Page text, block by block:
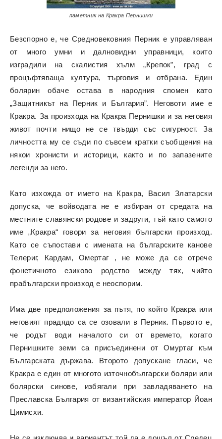
паметник на Кракра Пернишки
Безспорно е, че Средновековния Перник е управляван
от много умни и далновидни управници, които
изградили на скалистия хълм „Крепок”, град с
процъфтяваща култура, търговия и отбрана. Един
болярин обаче остава в народния спомен като
„Защитникът на Перник и България”. Неговоти име е
Кракра. За произхода на Кракра Пернишки и за неговия
живот почти нищо не се твърди със сигурност. За
личността му се съди по съвсем кратки съобщения на
някои хронисти и историци, както и по запазените
легенди за него.
Като изхожда от името на Кракра, Васил Златарски
допуска, че войводата не е избиран от средата на
местните славянски родове и задруги, тъй като самото
име „Кракра“ говори за неговия български произход.
Като се съпостави с имената на българските канове
Телериг, Кардам, Омертаг , не може да се отрече
фонетичното езиково родство между тях, чийто
прабългарски произход е неоспорим.
Има две предположения за пътя, по който Кракра или
неговият прадядо са се озовали в Перник. Първото е,
че родът води началото си от времето, когато
Пернишките земи са присъединени от Омуртаг към
Българската държава. Второто допускане гласи, че
Кракра е един от многото източнобългарски боляри или
болярски синове, избягали при завладяването на
Преславска България от византийския император Йоан
Цимисхи.